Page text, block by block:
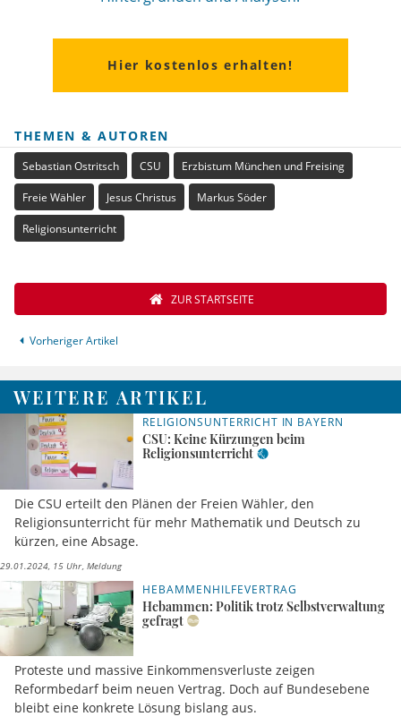
Hier kostenlos erhalten!
THEMEN & AUTOREN
Sebastian Ostritsch CSU Erzbistum München und Freising
Freie Wähler Jesus Christus Markus Söder
Religionsunterricht
Vorheriger Artikel
ZUR STARTSEITE
WEITERE ARTIKEL
RELIGIONSUNTERRICHT IN BAYERN
CSU: Keine Kürzungen beim
Religionsunterricht
Die CSU erteilt den Plänen der Freien Wähler, den
Religionsunterricht für mehr Mathematik und Deutsch zu
kürzen, eine Absage.
29.01.2024, 15 Uhr Meldung
HEBAMMENHILFEVERTRAG
Hebammen: Politik trotz Selbstverwaltung
gefragt
Proteste und massive Einkommensverluste zeigen
Reformbedarf beim neuen Vertrag. Doch auf Bundesebene
bleibt eine konkrete Lösung bislang aus.